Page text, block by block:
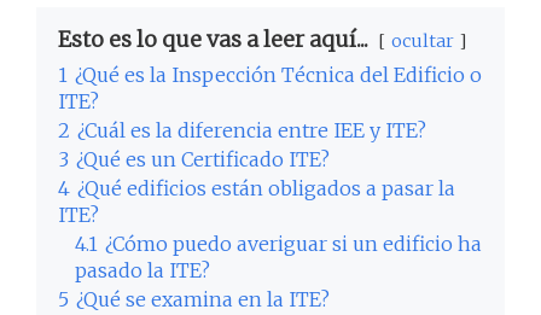
Esto es lo que vas a leer aquí... ocultar
1 ¿Qué es la Inspección Técnica del Edificio o
ITE?
2 ¿Cuál es la diferencia entre IEE y ITE?
3 ¿Qué es un Certificado ITE?
4 ¿Qué edificios están obligados a pasar la
ITE?
4.1 ¿Cómo puedo averiguar si un edificio ha
pasado la ITE?
5 ¿Qué se examina en la ITE?